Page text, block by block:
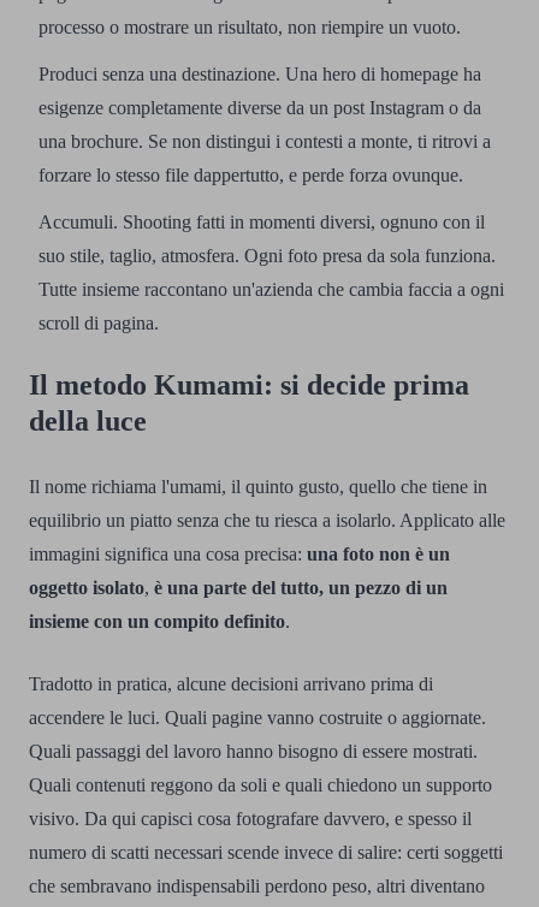
processo o mostrare un risultato, non riempire un vuoto.
Produci senza una destinazione. Una hero di homepage ha
esigenze completamente diverse da un post Instagram o da
una brochure. Se non distingui i contesti a monte, ti ritrovi a
forzare lo stesso file dappertutto, e perde forza ovunque.
Accumuli. Shooting fatti in momenti diversi, ognuno con il
suo stile, taglio, atmosfera. Ogni foto presa da sola funziona.
Tutte insieme raccontano un'azienda che cambia faccia a ogni
scroll di pagina.
Il metodo Kumami: si decide prima
della luce
Il nome richiama l'umami, il quinto gusto, quello che tiene in
equilibrio un piatto senza che tu riesca a isolarlo. Applicato alle
immagini significa una cosa precisa: una foto non è un
oggetto isolato, è una parte del tutto, un pezzo di un
insieme con un compito definito.
Tradotto in pratica, alcune decisioni arrivano prima di
accendere le luci. Quali pagine vanno costruite o aggiornate.
Quali passaggi del lavoro hanno bisogno di essere mostrati.
Quali contenuti reggono da soli e quali chiedono un supporto
visivo. Da qui capisci cosa fotografare davvero, e spesso il
numero di scatti necessari scende invece di salire: certi soggetti
che sembravano indispensabili perdono peso, altri diventano